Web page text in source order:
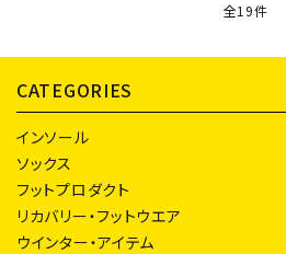
全19件
CATEGORIES
インソール
ソックス
フットプロダクト
リカバリー・フットウエア
ウインター・アイテム